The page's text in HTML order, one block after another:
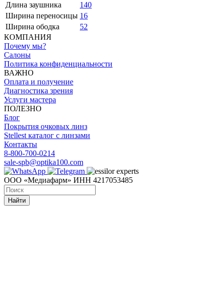
Длина заушника
140
Ширина переносицы 16
Ширина ободка
52
КОМПАНИЯ
Почему мы?
Салоны
Политика конфиденциальности
ВАЖНО
Оплата и получение
Диагностика зрения
Услуги мастера
ПОЛЕЗНО
Блог
Покрытия очковых линз
Stellest каталог с линзами
Контакты
8-800-700-0214
sale-spb@optika100.com
ООО «Медиафарм» ИНН 4217053485
Найти